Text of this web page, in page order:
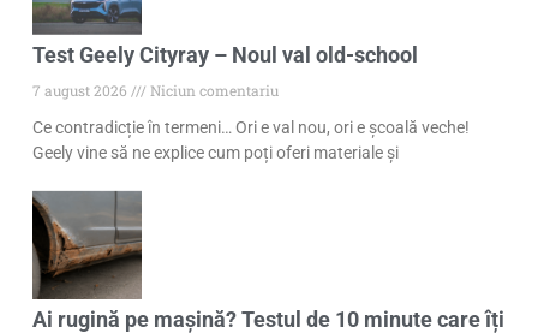
Test Geely Cityray – Noul val old-school
7 august 2026
Niciun comentariu
Ce contradicție în termeni… Ori e val nou, ori e școală veche!
Geely vine să ne explice cum poți oferi materiale și
Ai rugină pe mașină? Testul de 10 minute care îți